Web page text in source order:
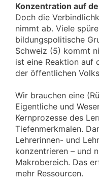
Konzentration auf
Doch die
nimmt ab. Viele
bildungspolitische
Schweiz (5) kommt
ist eine Reaktion auf
der öffentlichen
Wir brauchen eine
Eigentliche und
Kernprozesse des
Tiefenmerkmalen.
Lehrerinnen- und
konzentrieren – und
Makrobereich. Das
mehr Ressourcen.